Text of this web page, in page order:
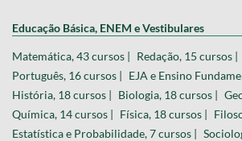
Educação Básica, ENEM e Vestibulares
Matemática, 43 cursos | Redação, 15 cursos |
Português, 16 cursos | EJA e Ensino
História, 18 cursos | Biologia, 18 cursos |
Química, 14 cursos | Física, 18 cursos |
Estatística e Probabilidade, 7 cursos |